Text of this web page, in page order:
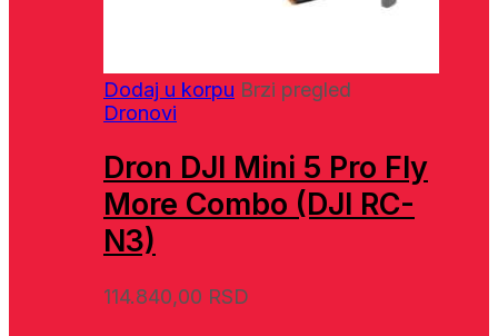
Dodaj u korpu Brzi pregled
Dronovi
Dron DJI Mini 5 Pro Fly
More Combo (DJI RC-
N3)
114.840,00 RSD